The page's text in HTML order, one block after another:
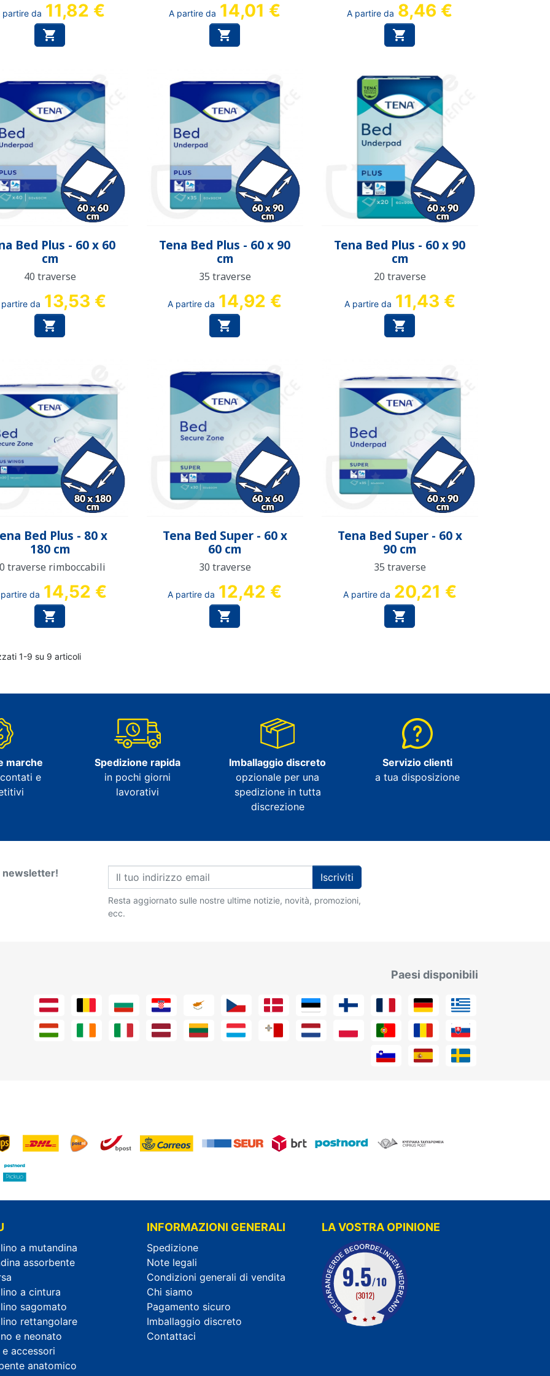
partire da 11,82 €

A partire da 14,01 €

A partire da 8,46 €

Anteprima
Bed Plus - 60 x 60
cm
40 traverse
partire da 13,53 €

Anteprima
Tena Bed Plus - 60 x 90
cm
35 traverse
A partire da 14,92 €

Anteprima
Tena Bed Plus - 60 x 90
cm
20 traverse
A partire da 11,43 €

Anteprima
Bed Plus - 80 x
180 cm
traverse rimboccabili
da 14,52 €

Anteprima
Tena Bed Super - 60 x
60 cm
30 traverse
A partire da 12,42 €

Anteprima
Tena Bed Super - 60 x
90 cm
35 traverse
A partire da 20,21 €

1-9 su 9 articoli
marche
e
Spedizione rapida
in pochi giorni
lavorativi
Imballaggio discreto
opzionale per una
spedizione in tutta
discrezione
Servizio clienti
a tua disposizione
newsletter! Iscriviti
Resta aggiornato sulle nostre ultime notizie, novità, promozioni,
ecc.
Paesi disponibili
a mutandina
assorbente
a cintura
sagomato
rettangolare
e neonato
e accessori
anatomico
INFORMAZIONI GENERALI
Spedizione
Note legali
Condizioni generali di vendita
Chi siamo
Pagamento sicuro
Imballaggio discreto
Contattaci
LA VOSTRA OPINIONE